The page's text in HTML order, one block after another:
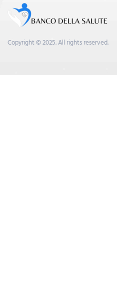
Copyright © 2025. All rights reserved.